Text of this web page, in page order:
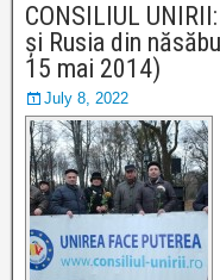
CONSILIUL
și Rusia din
15 mai 2014)
July 8, 2022